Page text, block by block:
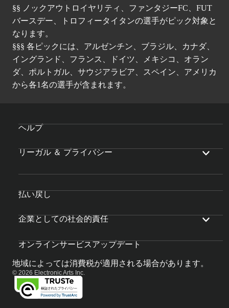
§§ ノックアウトロイヤリティ、ファンタジーFC、FUT
バースデー、トロフィータイタンの選手がピック対象と
なります。
§§§ 各ピックには、アルゼンチン、ブラジル、カナダ、
イングランド、フランス、ドイツ、メキシコ、オラン
ダ、ポルトガル、サウジアラビア、スペイン、アメリカ
から各1名の選手が含まれます。
ヘルプ
リーガル ＆ プライバシー
払い戻し
企業としての社会的責任
オンラインサービスアップデート
地域によっては消費税が適用される場合があります。
© 2026 Electronic Arts Inc.